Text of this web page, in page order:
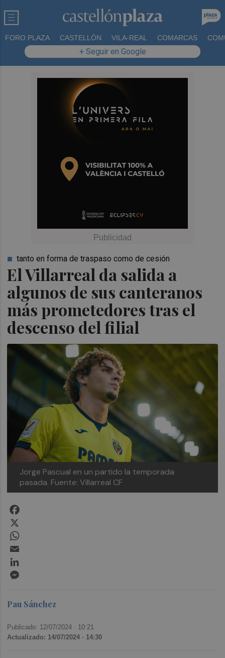
FORO PLAZA CASTELLÓN VILA-REAL COMARCAS
+ Seguir en Google
El Villarreal da salida a
algunos de sus canteranos
más prometedores tras el
descenso del filial
tanto en forma de traspaso como de cesión
Jorge Pascual en un partido la temporada
pasada. Fuente: Villarreal CF
Pau Sánchez
Publicado: 12/07/2024 · 10:21
Actualizado: 14/07/2024 · 14:30